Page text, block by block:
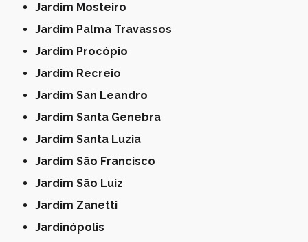
Jardim Mosteiro
Jardim Palma Travassos
Jardim Procópio
Jardim Recreio
Jardim San Leandro
Jardim Santa Genebra
Jardim Santa Luzia
Jardim São Francisco
Jardim São Luiz
Jardim Zanetti
Jardinópolis